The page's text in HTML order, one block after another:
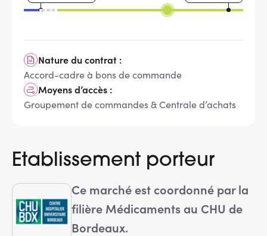
Nature du contrat :
Accord-cadre à bons de commande
Moyens d’accès :
Groupement de commandes & Centrale d’achats
Etablissement porteur
Ce marché est coordonné par la
filière Médicaments au CHU de
Bordeaux.